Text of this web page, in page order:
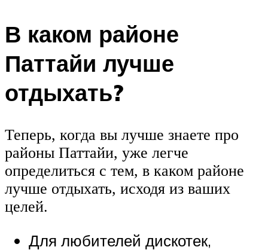
В каком районе
Паттайи лучше
отдыхать?
Теперь, когда вы лучше знаете про
районы Паттайи, уже легче
определиться с тем, в каком районе
лучше отдыхать, исходя из ваших
целей.
Для любителей дискотек,